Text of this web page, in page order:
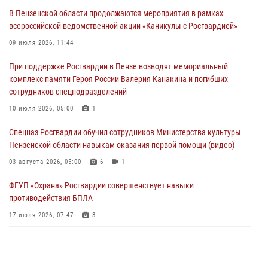
1
В Пензе сотрудники Росгвардии задержали мужчину, который
дома
03 августа 2026, 05:59
Росгвардейцы Пензенской области отмечают 35-летие дежурной
03 августа 2026, 05:15
В Пензенской области продолжаются мероприятия в рамках
всероссийской ведомственной акции «Каникулы с Росгвардией»
09 июля 2026, 11:44
При поддержке Росгвардии в Пензе возводят мемориальный
комплекс памяти Героя России Валерия Канакина и погибших
сотрудников спецподразделений
10 июля 2026, 05:00 1
Спецназ Росгвардии обучил сотрудников Министерства культуры
Пензенской области навыкам оказания первой помощи (видео)
03 августа 2026, 05:00 6 1
ФГУП «Охрана» Росгвардии совершенствует навыки
противодействия БПЛА
17 июля 2026, 07:47 3